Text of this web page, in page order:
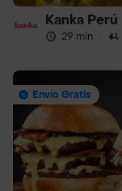
Kanka Perú
29 min ·
Envío Gratis